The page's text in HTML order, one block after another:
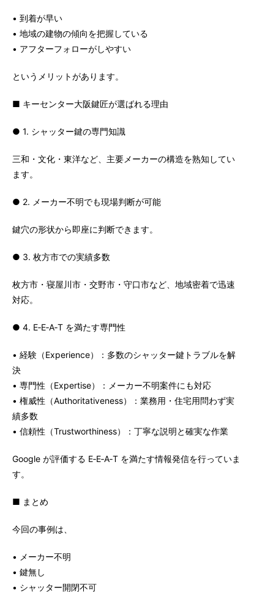
• 到着が早い
• 地域の建物の傾向を把握している
• アフターフォローがしやすい
というメリットがあります。
■ キーセンター大阪鍵匠が選ばれる理由
● 1. シャッター鍵の専門知識
三和・文化・東洋など、主要メーカーの構造を熟知してい
ます。
● 2. メーカー不明でも現場判断が可能
鍵穴の形状から即座に判断できます。
● 3. 枚方市での実績多数
枚方市・寝屋川市・交野市・守口市など、地域密着で迅速
対応。
● 4. E‑E‑A‑T を満たす専門性
• 経験（Experience）：多数のシャッター鍵トラブルを解
決
• 専門性（Expertise）：メーカー不明案件にも対応
• 権威性（Authoritativeness）：業務用・住宅用問わず実
績多数
• 信頼性（Trustworthiness）：丁寧な説明と確実な作業
Google が評価する E‑E‑A‑T を満たす情報発信を行っていま
す。
■ まとめ
今回の事例は、
• メーカー不明
• 鍵無し
• シャッター開閉不可